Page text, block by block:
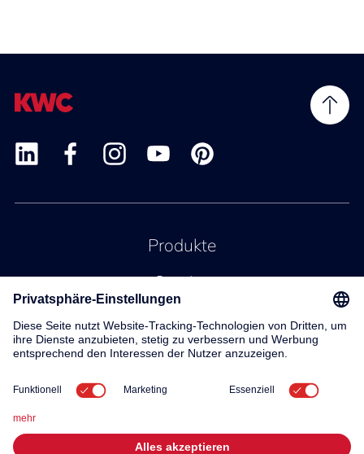
Produkte
Service
Kontakt
Über uns